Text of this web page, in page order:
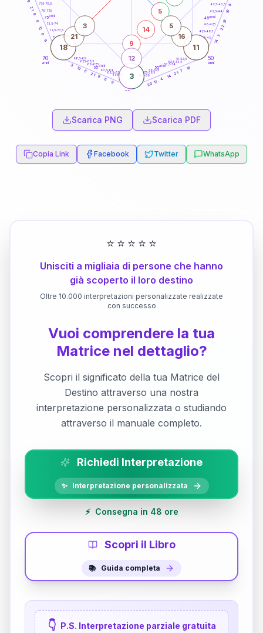
50
anni
60
70
anni
42,5-43,5
43,5-44
46-47,5
47,5-48,5
48,5-49
51-52,5
52,5-53,5
53,5-54
56-57,5
57,5-58,5
58,5-59
61-62,5
62,5-63,5
63,5-64
66-67,5
67,5-68,5
68,5-69
71-72,5
72,5-73,5
73,5-74
76-77,5
77,5-78,5 9
10
19
22
3
14
18
7
21
14
4
17
20
9
6
9
21
6
12
3
6
6
12
6
9
21
9
3
18 11
9
14
5
12
21
3
16
5
45anni
55anni
65anni
75anni
Scarica PNG Scarica PDF
Copia Link Facebook Twitter WhatsApp
⭐ ⭐ ⭐ ⭐ ⭐
Unisciti a migliaia di persone che hanno
già scoperto il loro destino
Oltre 10.000 interpretazioni personalizzate realizzate
con successo
Vuoi comprendere la tua
Matrice nel dettaglio?
Scopri il significato della tua Matrice del
Destino attraverso una nostra
interpretazione personalizzata o studiando
attraverso il manuale completo.
Richiedi Interpretazione
✨ Interpretazione personalizzata
⚡ Consegna in 48 ore
Scopri il Libro
📚 Guida completa
👇 P.S. Interpretazione parziale gratuita